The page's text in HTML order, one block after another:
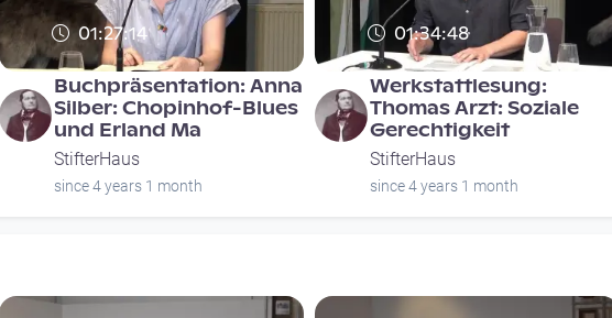
01:27:14
Buchpräsentation: Anna
Silber: Chopinhof-Blues
und Erland Ma
StifterHaus
since 4 years 1 month
01:34:48
Werkstattlesung:
Thomas Arzt: Soziale
Gerechtigkeit
StifterHaus
since 4 years 1 month